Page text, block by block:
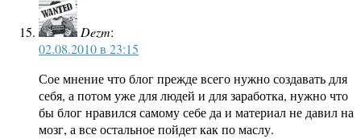
Dezm:
02.08.2010 в 23:15
Сое мнение что блог прежде всего нужно создавать для
себя, а потом уже для людей и для заработка, нужно что
бы блог нравился самому себе да и материал не давил на
мозг, а все остальное пойдет как по маслу.